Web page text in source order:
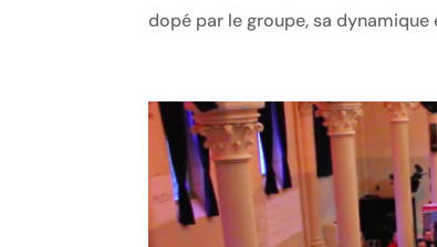
dopé par le groupe, sa dynamique